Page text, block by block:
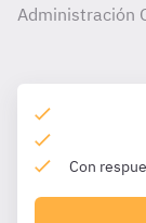
Administración
Con